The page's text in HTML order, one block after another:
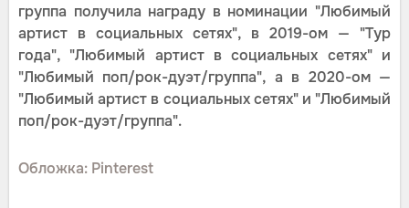
группа получила награду в номинации "Любимый
артист в социальных сетях", в 2019-ом — "Тур
года", "Любимый артист в социальных сетях" и
"Любимый поп/рок-дуэт/группа", а в 2020-ом —
"Любимый артист в социальных сетях" и "Любимый
поп/рок-дуэт/группа".
Обложка: Pinterest